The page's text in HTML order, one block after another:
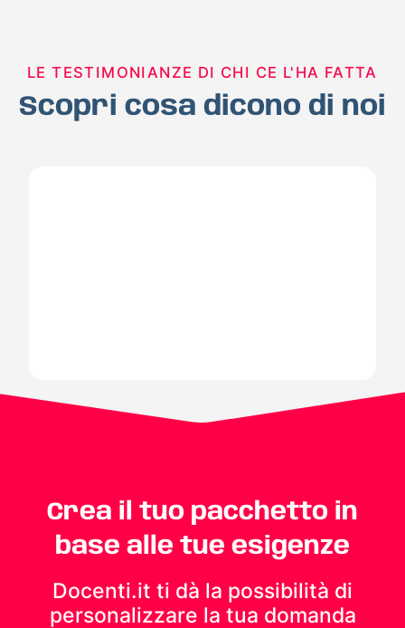
LE TESTIMONIANZE DI CHI CE L'HA FATTA
Scopri cosa dicono di noi
Crea il tuo pacchetto in
base alle tue esigenze
Docenti.it ti dà la possibilità di
personalizzare la tua domanda